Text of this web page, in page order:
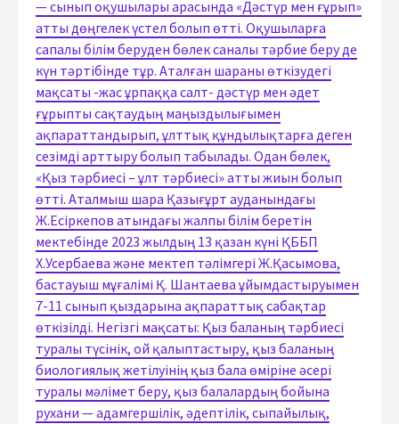
— сынып оқушылары арасында «Дәстүр мен ғұрып»
атты дөңгелек үстел болып өтті. Оқушыларға
сапалы білім беруден бөлек саналы тәрбие беру де
күн тәртібінде тұр. Аталған шараны өткізудегі
мақсаты -жас ұрпаққа салт- дәстүр мен әдет
ғұрыпты сақтаудың маңыздылығымен
ақпараттандырып, ұлттық құндылықтарға деген
сезімді арттыру болып табылады. Одан бөлек,
«Қыз тәрбиесі – ұлт тәрбиесі» атты жиын болып
өтті. Аталмыш шара Қазығұрт ауданындағы
Ж.Есіркепов атындағы жалпы білім беретін
мектебінде 2023 жылдың 13 қазан күні ҚББП
Х.Усербаева және мектеп тәлімгері Ж.Қасымова,
бастауыш мұғалімі Қ. Шантаева ұйымдастыруымен
7-11 сынып қыздарына ақпараттық сабақтар
өткізілді. Негізгі мақсаты: Қыз баланың тәрбиесі
туралы түсінік, ой қалыптастыру, қыз баланың
биологиялық жетілуінің қыз бала өміріне әсері
туралы мәлімет беру, қыз балалардың бойына
рухани — адамгершілік, әдептілік, сыпайылық,